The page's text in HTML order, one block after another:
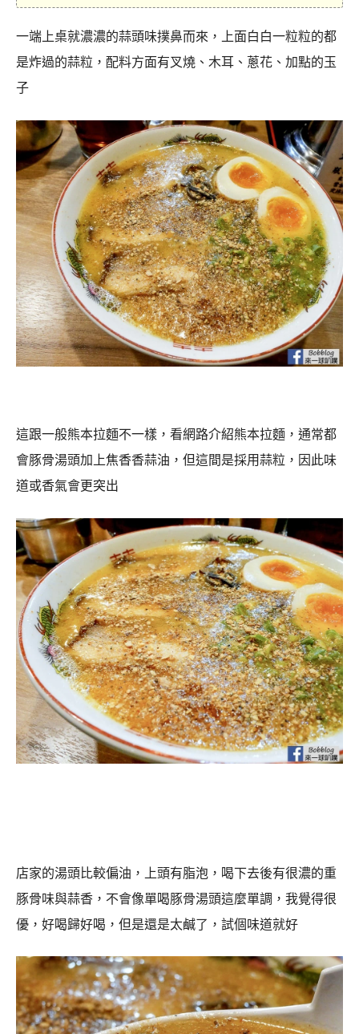
一端上桌就濃濃的蒜頭味撲鼻而來，上面白白一粒粒的都
是炸過的蒜粒，配料方面有叉燒、木耳、蔥花、加點的玉
子
這跟一般熊本拉麵不一樣，看網路介紹熊本拉麵，通常都
會豚骨湯頭加上焦香香蒜油，但這間是採用蒜粒，因此味
道或香氣會更突出
店家的湯頭比較偏油，上頭有脂泡，喝下去後有很濃的重
豚骨味與蒜香，不會像單喝豚骨湯頭這麼單調，我覺得很
優，好喝歸好喝，但是還是太鹹了，試個味道就好